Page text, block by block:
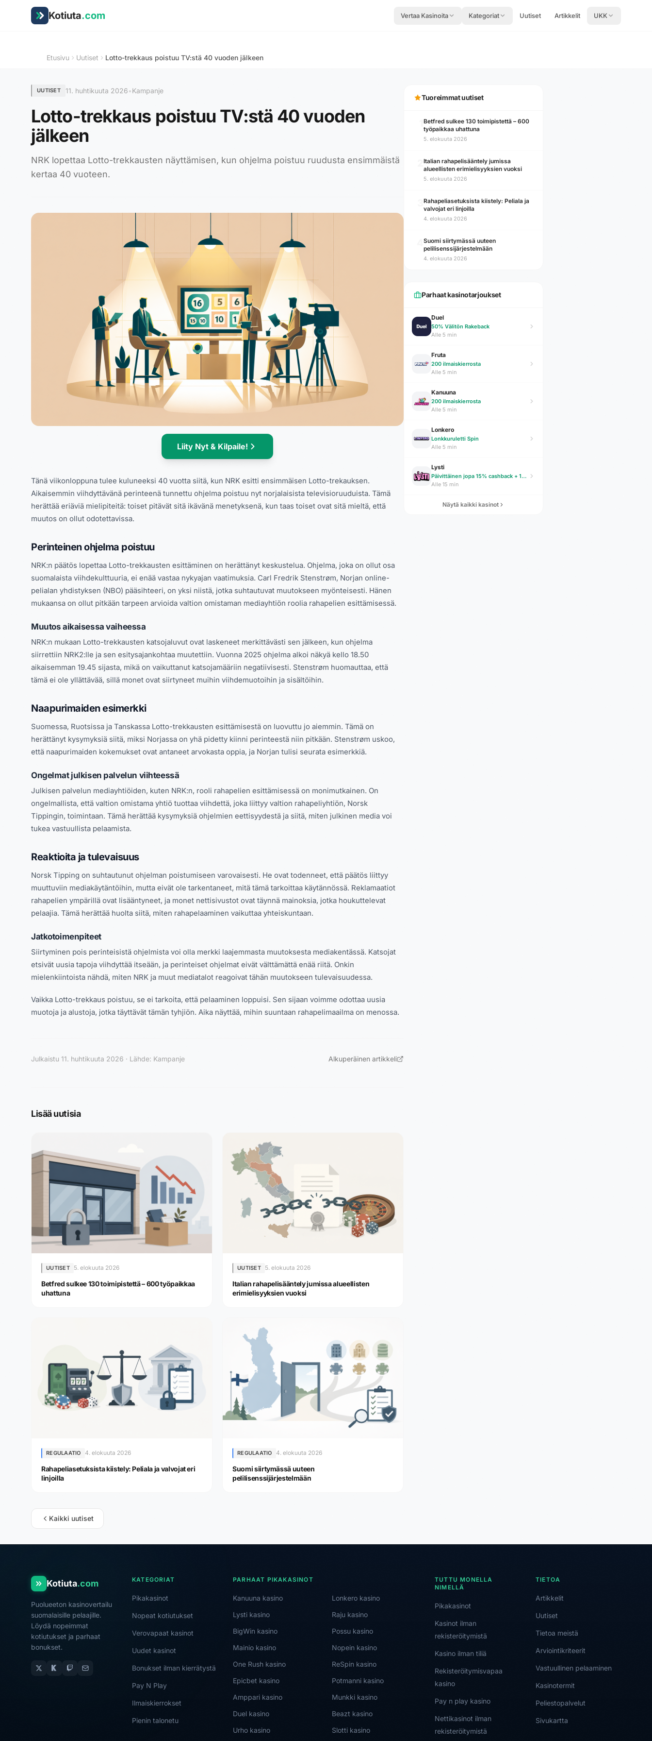
Hyppää sisältöön
Kotiuta.com Vertaa Kasinoita Kategoriat Uutiset Artikkelit UKK
Etusivu Uutiset Lotto-trekkaus poistuu TV:stä 40 vuoden jälkeen
UUTISET 11. huhtikuuta 2026•Kampanje
Lotto-trekkaus poistuu TV:stä 40 vuoden
jälkeen
NRK lopettaa Lotto-trekkausten näyttämisen, kun ohjelma poistuu ruudusta ensimmäistä
kertaa 40 vuoteen.
Liity Nyt & Kilpaile!
Tänä viikonloppuna tulee kuluneeksi 40 vuotta siitä, kun NRK esitti ensimmäisen Lotto-trekauksen.
Aikaisemmin viihdyttävänä perinteenä tunnettu ohjelma poistuu nyt norjalaisista televisioruuduista. Tämä
herättää eriäviä mielipiteitä: toiset pitävät sitä ikävänä menetyksenä, kun taas toiset ovat sitä mieltä, että
muutos on ollut odotettavissa.
Perinteinen ohjelma poistuu
NRK:n päätös lopettaa Lotto-trekkausten esittäminen on herättänyt keskustelua. Ohjelma, joka on ollut osa
suomalaista viihdekulttuuria, ei enää vastaa nykyajan vaatimuksia. Carl Fredrik Stenstrøm, Norjan online-
pelialan yhdistyksen (NBO) pääsihteeri, on yksi niistä, jotka suhtautuvat muutokseen myönteisesti. Hänen
mukaansa on ollut pitkään tarpeen arvioida valtion omistaman mediayhtiön roolia rahapelien esittämisessä.
Muutos aikaisessa vaiheessa
NRK:n mukaan Lotto-trekkausten katsojaluvut ovat laskeneet merkittävästi sen jälkeen, kun ohjelma
siirrettiin NRK2:lle ja sen esitysajankohtaa muutettiin. Vuonna 2025 ohjelma alkoi näkyä kello 18.50
aikaisemman 19.45 sijasta, mikä on vaikuttanut katsojamääriin negatiivisesti. Stenstrøm huomauttaa, että
tämä ei ole yllättävää, sillä monet ovat siirtyneet muihin viihdemuotoihin ja sisältöihin.
Naapurimaiden esimerkki
Suomessa, Ruotsissa ja Tanskassa Lotto-trekkausten esittämisestä on luovuttu jo aiemmin. Tämä on
herättänyt kysymyksiä siitä, miksi Norjassa on yhä pidetty kiinni perinteestä niin pitkään. Stenstrøm uskoo,
että naapurimaiden kokemukset ovat antaneet arvokasta oppia, ja Norjan tulisi seurata esimerkkiä.
Ongelmat julkisen palvelun viihteessä
Julkisen palvelun mediayhtiöiden, kuten NRK:n, rooli rahapelien esittämisessä on monimutkainen. On
ongelmallista, että valtion omistama yhtiö tuottaa viihdettä, joka liittyy valtion rahapeliyhtiön, Norsk
Tippingin, toimintaan. Tämä herättää kysymyksiä ohjelmien eettisyydestä ja siitä, miten julkinen media voi
tukea vastuullista pelaamista.
Reaktioita ja tulevaisuus
Norsk Tipping on suhtautunut ohjelman poistumiseen varovaisesti. He ovat todenneet, että päätös liittyy
muuttuviin mediakäytäntöihin, mutta eivät ole tarkentaneet, mitä tämä tarkoittaa käytännössä. Reklamaatiot
rahapelien ympärillä ovat lisääntyneet, ja monet nettisivustot ovat täynnä mainoksia, jotka houkuttelevat
pelaajia. Tämä herättää huolta siitä, miten rahapelaaminen vaikuttaa yhteiskuntaan.
Jatkotoimenpiteet
Siirtyminen pois perinteisistä ohjelmista voi olla merkki laajemmasta muutoksesta mediakentässä. Katsojat
etsivät uusia tapoja viihdyttää itseään, ja perinteiset ohjelmat eivät välttämättä enää riitä. Onkin
mielenkiintoista nähdä, miten NRK ja muut mediatalot reagoivat tähän muutokseen tulevaisuudessa.
Vaikka Lotto-trekkaus poistuu, se ei tarkoita, että pelaaminen loppuisi. Sen sijaan voimme odottaa uusia
muotoja ja alustoja, jotka täyttävät tämän tyhjiön. Aika näyttää, mihin suuntaan rahapelimaailma on menossa.
Julkaistu 11. huhtikuuta 2026 · Lähde: Kampanje Alkuperäinen artikkeli
Lisää uutisia
UUTISET 5. elokuuta 2026
Betfred sulkee 130 toimipistettä – 600 työpaikkaa
uhattuna
UUTISET 5. elokuuta 2026
Italian rahapelisääntely jumissa alueellisten
erimielisyyksien vuoksi
REGULAATIO 4. elokuuta 2026
Rahapeliasetuksista kiistely: Peliala ja valvojat eri
linjoilla
REGULAATIO 4. elokuuta 2026
Suomi siirtymässä uuteen
pelilisenssijärjestelmään
Kaikki uutiset
Tuoreimmat uutiset
Betfred sulkee 130 toimipistettä – 600
työpaikkaa uhattuna
5. elokuuta 2026
Italian rahapelisääntely jumissa
alueellisten erimielisyyksien vuoksi
5. elokuuta 2026
Rahapeliasetuksista kiistely: Peliala ja
valvojat eri linjoilla
4. elokuuta 2026
Suomi siirtymässä uuteen
pelilisenssijärjestelmään
4. elokuuta 2026
Parhaat kasinotarjoukset
Duel
50% Välitön Rakeback
Alle 5 min
Fruta
200 ilmaiskierrosta
Alle 5 min
Kanuuna
200 ilmaiskierrosta
Alle 5 min
Lonkero
Lonkkuruletti Spin
Alle 5 min
Lysti
Päivittäinen jopa 15% cashback + 100 FS
Alle 15 min
Näytä kaikki kasinot
Kotiuta.com
Puolueeton kasinovertailu
suomalaisille pelaajille.
Löydä nopeimmat
kotiutukset ja parhaat
bonukset.
KATEGORIAT
Pikakasinot
Nopeat kotiutukset
Verovapaat kasinot
Uudet kasinot
Bonukset ilman kierrätystä
Pay N Play
Ilmaiskierrokset
Pienin talonetu
PARHAAT PIKAKASINOT
Kanuuna kasino
Lonkero kasino
Lysti kasino
Raju kasino
BigWin kasino
Possu kasino
Mainio kasino
Nopein kasino
One Rush kasino
ReSpin kasino
Epicbet kasino
Potmanni kasino
Amppari kasino
Munkki kasino
Duel kasino
Beazt kasino
Urho kasino
Slotti kasino
TUTTU MONELLA
NIMELLÄ
Pikakasinot
Kasinot ilman
rekisteröitymistä
Kasino ilman tiliä
Rekisteröitymisvapaa
kasino
Pay n play kasino
Nettikasinot ilman
rekisteröitymistä
TIETOA
Artikkelit
Uutiset
Tietoa meistä
Arviointikriteerit
Vastuullinen pelaaminen
Kasinotermit
Peliestopalvelut
Sivukartta